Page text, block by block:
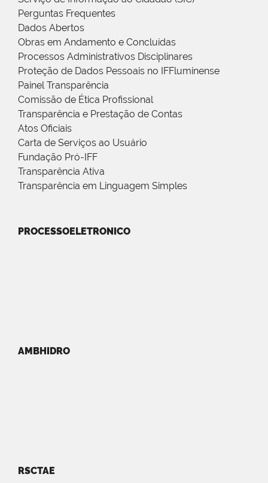
Perguntas Frequentes
Dados Abertos
Obras em Andamento e Concluídas
Processos Administrativos Disciplinares
Proteção de Dados Pessoais no IFFluminense
Painel Transparência
Comissão de Ética Profissional
Transparência e Prestação de Contas
Atos Oficiais
Carta de Serviços ao Usuário
Fundação Pró-IFF
Transparência Ativa
Transparência em Linguagem Simples
PROCESSOELETRONICO
AMBHIDRO
RSCTAE